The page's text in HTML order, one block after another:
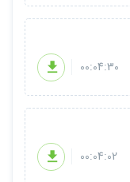
00:04:30
00:04:02